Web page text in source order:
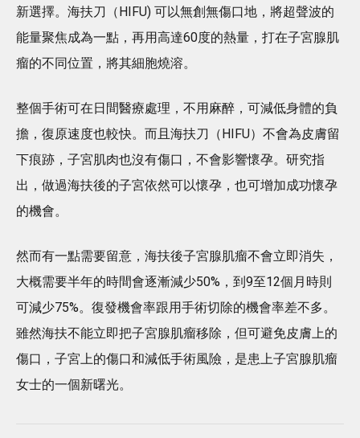
新選擇。海扶刀（HIFU) 可以無創無傷口地，將超聲波的
能量聚焦成為一點，再用高達60度的熱量，打在子宮腺肌
瘤的不同位置，將其細胞燒溶。
整個手術可在日間醫療處理，不用麻醉，可減低身體的負
擔，復原速度也較快。而且海扶刀（HIFU）不會為皮膚留
下痕跡，子宮肌肉也沒有傷口，不會影響懷孕。研究指
出，做過海扶後的子宮依然可以懷孕，也可增加成功懷孕
的機會。
然而有一點需要留意，海扶後子宮腺肌瘤不會立即消失，
大概需要半年的時間會逐漸減少50%，到9至12個月時則
可減少75%。復發機會率跟用手術切除的機會率差不多。
雖然海扶不能立即把子宮腺肌瘤移除，但可避免皮膚上的
傷口，子宮上的傷口和減低手術風險，是患上子宮腺肌瘤
女士的一個新曙光。